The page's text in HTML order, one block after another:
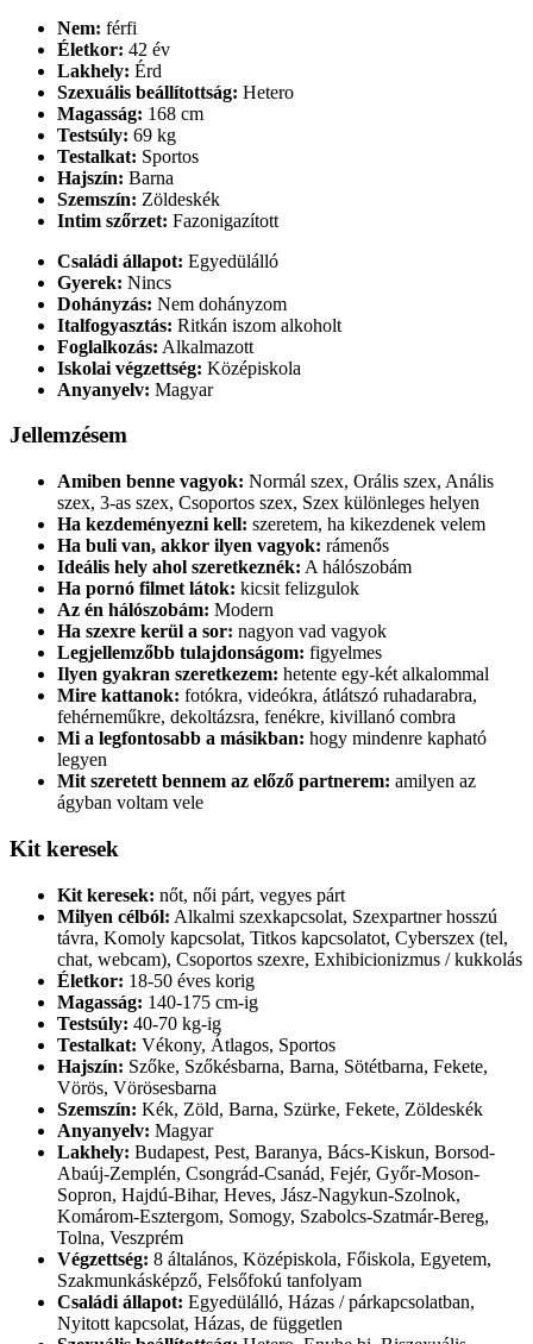
Nem: férfi
Életkor: 42 év
Lakhely: Érd
Szexuális beállítottság: Hetero
Magasság: 168 cm
Testsúly: 69 kg
Testalkat: Sportos
Hajszín: Barna
Szemszín: Zöldeskék
Intim szőrzet: Fazonigazított
Családi állapot: Egyedülálló
Gyerek: Nincs
Dohányzás: Nem dohányzom
Italfogyasztás: Ritkán iszom alkoholt
Foglalkozás: Alkalmazott
Iskolai végzettség: Középiskola
Anyanyelv: Magyar
Jellemzésem
Amiben benne vagyok: Normál szex, Orális szex, Anális
szex, 3-as szex, Csoportos szex, Szex különleges helyen
Ha kezdeményezni kell: szeretem, ha kikezdenek velem
Ha buli van, akkor ilyen vagyok: rámenős
Ideális hely ahol szeretkeznék: A hálószobám
Ha pornó filmet látok: kicsit felizgulok
Az én hálószobám: Modern
Ha szexre kerül a sor: nagyon vad vagyok
Legjellemzőbb tulajdonságom: figyelmes
Ilyen gyakran szeretkezem: hetente egy-két alkalommal
Mire kattanok: fotókra, videókra, átlátszó ruhadarabra,
fehérneműkre, dekoltázsra, fenékre, kivillanó combra
Mi a legfontosabb a másikban: hogy mindenre kapható
legyen
Mit szeretett bennem az előző partnerem: amilyen az
ágyban voltam vele
Kit keresek
Kit keresek: nőt, női párt, vegyes párt
Milyen célból: Alkalmi szexkapcsolat, Szexpartner hosszú
távra, Komoly kapcsolat, Titkos kapcsolatot, Cyberszex (tel,
chat, webcam), Csoportos szexre, Exhibicionizmus / kukkolás
Életkor: 18-50 éves korig
Magasság: 140-175 cm-ig
Testsúly: 40-70 kg-ig
Testalkat: Vékony, Átlagos, Sportos
Hajszín: Szőke, Szőkésbarna, Barna, Sötétbarna, Fekete,
Vörös, Vörösesbarna
Szemszín: Kék, Zöld, Barna, Szürke, Fekete, Zöldeskék
Anyanyelv: Magyar
Lakhely: Budapest, Pest, Baranya, Bács-Kiskun, Borsod-
Abaúj-Zemplén, Csongrád-Csanád, Fejér, Győr-Moson-
Sopron, Hajdú-Bihar, Heves, Jász-Nagykun-Szolnok,
Komárom-Esztergom, Somogy, Szabolcs-Szatmár-Bereg,
Tolna, Veszprém
Végzettség: 8 általános, Középiskola, Főiskola, Egyetem,
Szakmunkásképző, Felsőfokú tanfolyam
Családi állapot: Egyedülálló, Házas / párkapcsolatban,
Nyitott kapcsolat, Házas, de független